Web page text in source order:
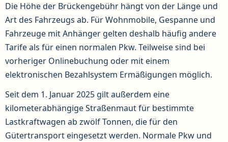
Die Höhe der Brückengebühr hängt von der Länge und
Art des Fahrzeugs ab. Für Wohnmobile, Gespanne und
Fahrzeuge mit Anhänger gelten deshalb häufig andere
Tarife als für einen normalen Pkw. Teilweise sind bei
vorheriger Onlinebuchung oder mit einem
elektronischen Bezahlsystem Ermäßigungen möglich.
Seit dem 1. Januar 2025 gilt außerdem eine
kilometerabhängige Straßenmaut für bestimmte
Lastkraftwagen ab zwölf Tonnen, die für den
Gütertransport eingesetzt werden. Normale Pkw und